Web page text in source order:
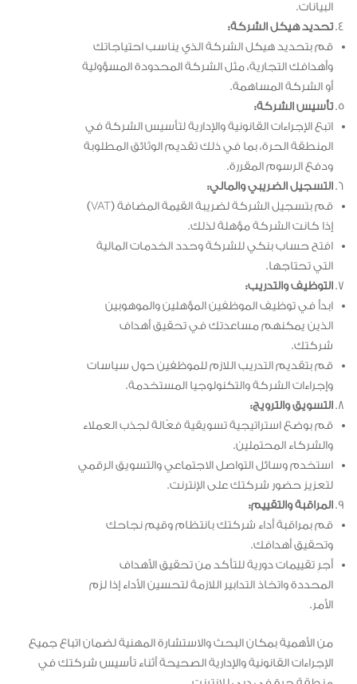
البيانات.
تحديد هيكل الشركة:
قم بتحديد هيكل الشركة الذي يناسب احتياجاتك
وأهدافك التجارية، مثل الشركة المحدودة المسؤولية
أو الشركة المساهمة.
تأسيس الشركة:
اتبع الإجراءات القانونية والإدارية لتأسيس الشركة في
المنطقة الحرة، بما في ذلك تقديم الوثائق المطلوبة
ودفع الرسوم المقررة.
التسجيل الضريبي والمالي:
قم بتسجيل الشركة لضريبة القيمة المضافة (VAT)
إذا كانت الشركة مؤهلة لذلك.
افتح حساب بنكي للشركة وحدد الخدمات المالية
التي تحتاجها.
التوظيف والتدريب:
ابدأ في توظيف الموظفين المؤهلين والموهوبين
الذين يمكنهم مساعدتك في تحقيق أهداف
شركتك.
قم بتقديم التدريب اللازم للموظفين حول سياسات
وإجراءات الشركة والتكنولوجيا المستخدمة.
التسويق والترويج:
قم بوضع استراتيجية تسويقية فعّالة لجذب العملاء
والشركاء المحتملين.
استخدم وسائل التواصل الاجتماعي والتسويق الرقمي
لتعزيز حضور شركتك على الإنترنت.
المراقبة والتقييم:
قم بمراقبة أداء شركتك بانتظام وقيم نجاحك
وتحقيق أهدافك.
أجرِ تقييمات دورية للتأكد من تحقيق الأهداف
المحددة واتخاذ التدابير اللازمة لتحسين الأداء إذا لزم
الأمر.
من الأهمية بمكان البحث والاستشارة المهنية لضمان اتباع جميع
الإجراءات القانونية والإدارية الصحيحة أثناء تأسيس شركتك في